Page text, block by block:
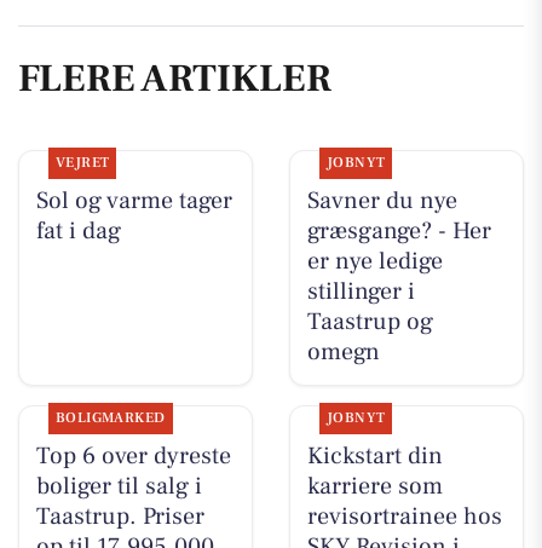
FLERE ARTIKLER
VEJRET
Sol og varme tager
fat i dag
JOBNYT
Savner du nye
græsgange? - Her
er nye ledige
stillinger i
Taastrup og
omegn
BOLIGMARKED
Top 6 over dyreste
boliger til salg i
Taastrup. Priser
JOBNYT
Kickstart din
karriere som
revisortrainee hos